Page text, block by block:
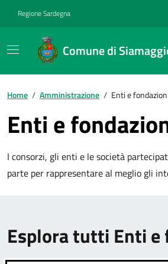
Regione Sardegna
Comune di
Home / Amministrazione / Enti e fondazioni
Enti e
I consorzi, gli enti e le società
parte per rappresentare al meglio gli
Esplora tutti Enti e